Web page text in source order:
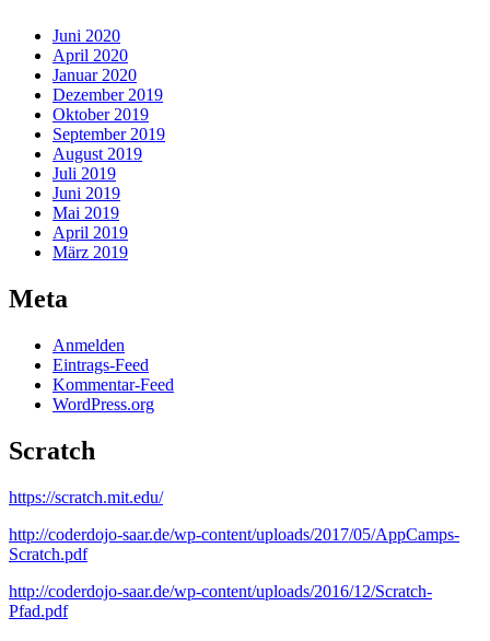
Juni 2020
April 2020
Januar 2020
Dezember 2019
Oktober 2019
September 2019
August 2019
Juli 2019
Juni 2019
Mai 2019
April 2019
März 2019
Meta
Anmelden
Eintrags-Feed
Kommentar-Feed
WordPress.org
Scratch
https://scratch.mit.edu/
http://coderdojo-saar.de/wp-content/uploads/2017/05/AppCamps-
Scratch.pdf
http://coderdojo-saar.de/wp-content/uploads/2016/12/Scratch-
Pfad.pdf